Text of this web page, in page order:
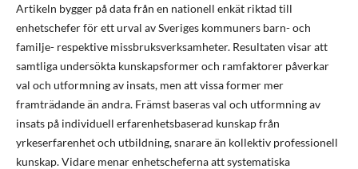
Artikeln bygger på data från en nationell enkät riktad till
enhetschefer för ett urval av Sveriges kommuners barn- och
familje- respektive missbruksverksamheter. Resultaten visar att
samtliga undersökta kunskapsformer och ramfaktorer påverkar
val och utformning av insats, men att vissa former mer
framträdande än andra. Främst baseras val och utformning av
insats på individuell erfarenhetsbaserad kunskap från
yrkeserfarenhet och utbildning, snarare än kollektiv professionell
kunskap. Vidare menar enhetscheferna att systematiska